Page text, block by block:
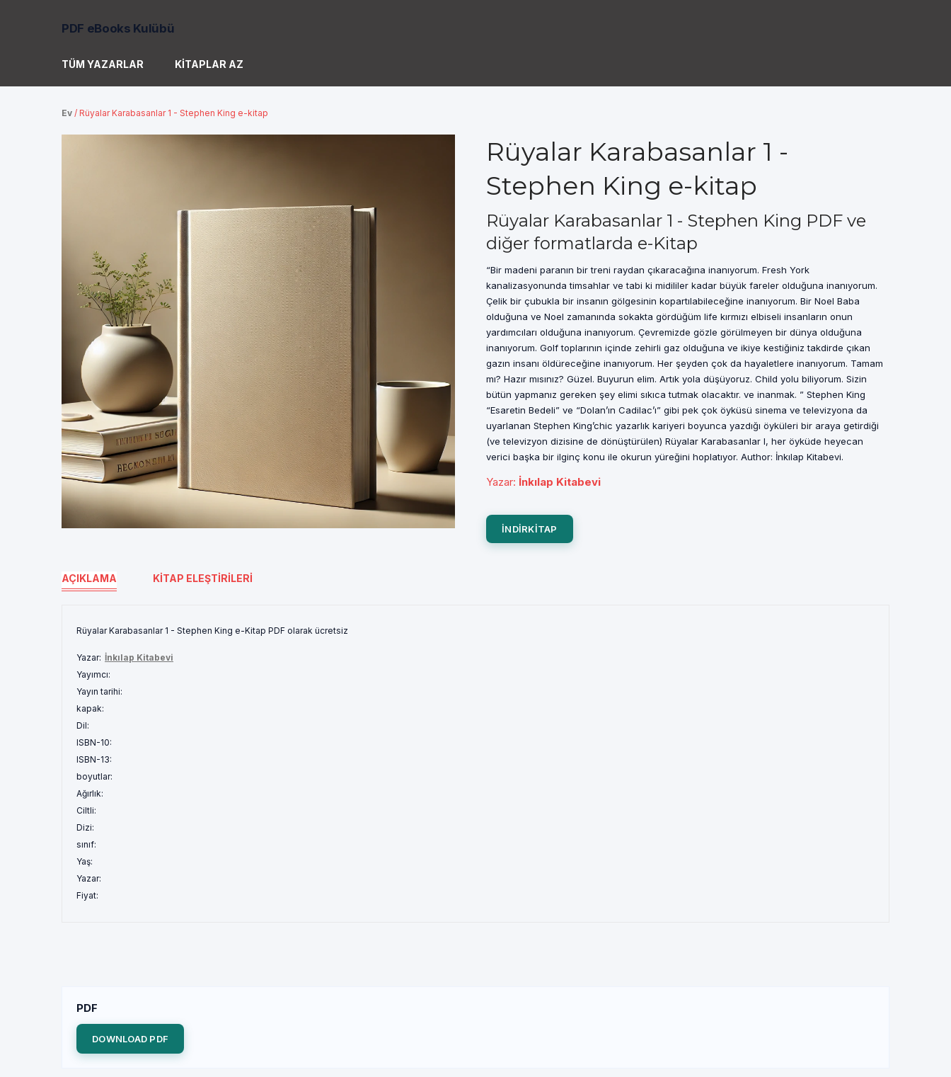
PDF eBooks Kulübü
TÜM YAZARLAR KITAPLAR AZ
Ev / Rüyalar Karabasanlar 1 - Stephen King e-kitap
Rüyalar Karabasanlar 1 -
Stephen King e-kitap
Rüyalar Karabasanlar 1 - Stephen King PDF ve
diğer formatlarda e-Kitap
“Bir madeni paranın bir treni raydan çıkaracağına inanıyorum. Fresh York
kanalizasyonunda timsahlar ve tabi ki midililer kadar büyük fareler olduğuna inanıyorum.
Çelik bir çubukla bir insanın gölgesinin kopartılabileceğine inanıyorum. Bir Noel Baba
olduğuna ve Noel zamanında sokakta gördüğüm life kırmızı elbiseli insanların onun
yardımcıları olduğuna inanıyorum. Çevremizde gözle görülmeyen bir dünya olduğuna
inanıyorum. Golf toplarının içinde zehirli gaz olduğuna ve ikiye kestiğiniz takdirde çıkan
gazın insanı öldüreceğine inanıyorum. Her şeyden çok da hayaletlere inanıyorum. Tamam
mı? Hazır mısınız? Güzel. Buyurun elim. Artık yola düşüyoruz. Child yolu biliyorum. Sizin
bütün yapmanız gereken şey elimi sıkıca tutmak olacaktır. ve inanmak. ” Stephen King
“Esaretin Bedeli” ve “Dolan’ın Cadilac’ı” gibi pek çok öyküsü sinema ve televizyona da
uyarlanan Stephen King’chic yazarlık kariyeri boyunca yazdığı öyküleri bir araya getirdiği
(ve televizyon dizisine de dönüştürülen) Rüyalar Karabasanlar I, her öyküde heyecan
verici başka bir ilginç konu ile okurun yüreğini hoplatıyor. Author: İnkılap Kitabevi.
Yazar: İnkılap Kitabevi
INDIRKITAP
AÇIKLAMA KITAP ELEŞTIRILERI
Rüyalar Karabasanlar 1 - Stephen King e-Kitap PDF olarak ücretsiz
Yazar: İnkılap Kitabevi
Yayımcı:
Yayın tarihi:
kapak:
Dil:
ISBN-10:
ISBN-13:
boyutlar:
Ağırlık:
Ciltli:
Dizi:
sınıf:
Yaş:
Yazar:
Fiyat:
PDF
DOWNLOAD PDF